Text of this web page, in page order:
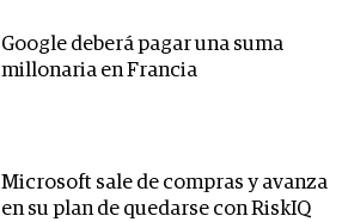
Google deberá pagar una suma
millonaria en Francia
Microsoft sale de compras y avanza
en su plan de quedarse con RiskIQ